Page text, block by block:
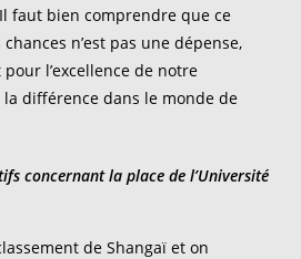
faut bien comprendre que ce
n’est pas une dépense,
l’excellence de notre
différence dans le monde de
concernant la place de l’Université
de Shangaï et on